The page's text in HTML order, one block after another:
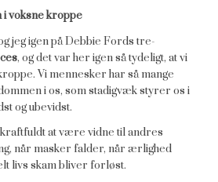
voksne kroppe
jeg igen på Debbie Fords tre-
, og det var her igen så tydeligt, at vi
Vi mennesker har så mange
i os, som stadigvæk styrer os i
og ubevidst.
at være vidne til andres
når masker falder, når ærlighed
livs skam bliver forløst.